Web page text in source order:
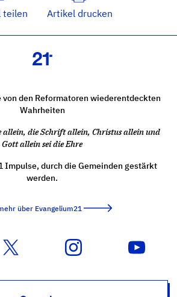
teilen Artikel drucken
den Reformatoren wiederentdeckten
Wahrheiten
allein, die Schrift allein, Christus allein und
Gott allein sei die Ehre
Impulse, durch die Gemeinden gestärkt
werden.
über Evangelium21